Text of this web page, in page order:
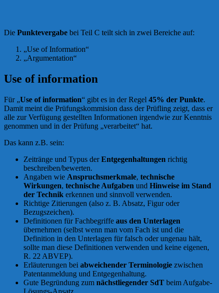
Die Punktevergabe bei Teil C teilt sich in zwei Bereiche auf:
„Use of Information“
„Argumentation“
Use of information
Für „Use of information“ gibt es in der Regel 45% der Punkte.
Damit meint die Prüfungskommision dass der Prüfling zeigt, dass er
alle zur Verfügung gestellten Informationen irgendwie zur Kenntnis
genommen und in der Prüfung „verarbeitet“ hat.
Das kann z.B. sein:
Zeitränge und Typus derEntgegenhaltungen richtig
beschreiben/bewerten.
Angaben wie Anspruchsmerkmale, technische
Wirkungen, technische Aufgaben und Hinweise im Stand
der Technik erkennen und sinnvoll verwenden.
Richtige Zitierungen (also z. B. Absatz, Figur oder
Bezugszeichen).
Definitionen für Fachbegriffe aus den Unterlagen
übernehmen (selbst wenn man vom Fach ist und die
Definition in den Unterlagen für falsch oder ungenau hält,
sollte man diese Definitionen verwenden und keine eigenen,
R. 22 ABVEP).
Erläuterungen bei abweichender Terminologie zwischen
Patentanmeldung und Entgegenhaltung.
Gute Begründung zum nächstliegender SdT beim Aufgabe-
Lösungs-Ansatz.